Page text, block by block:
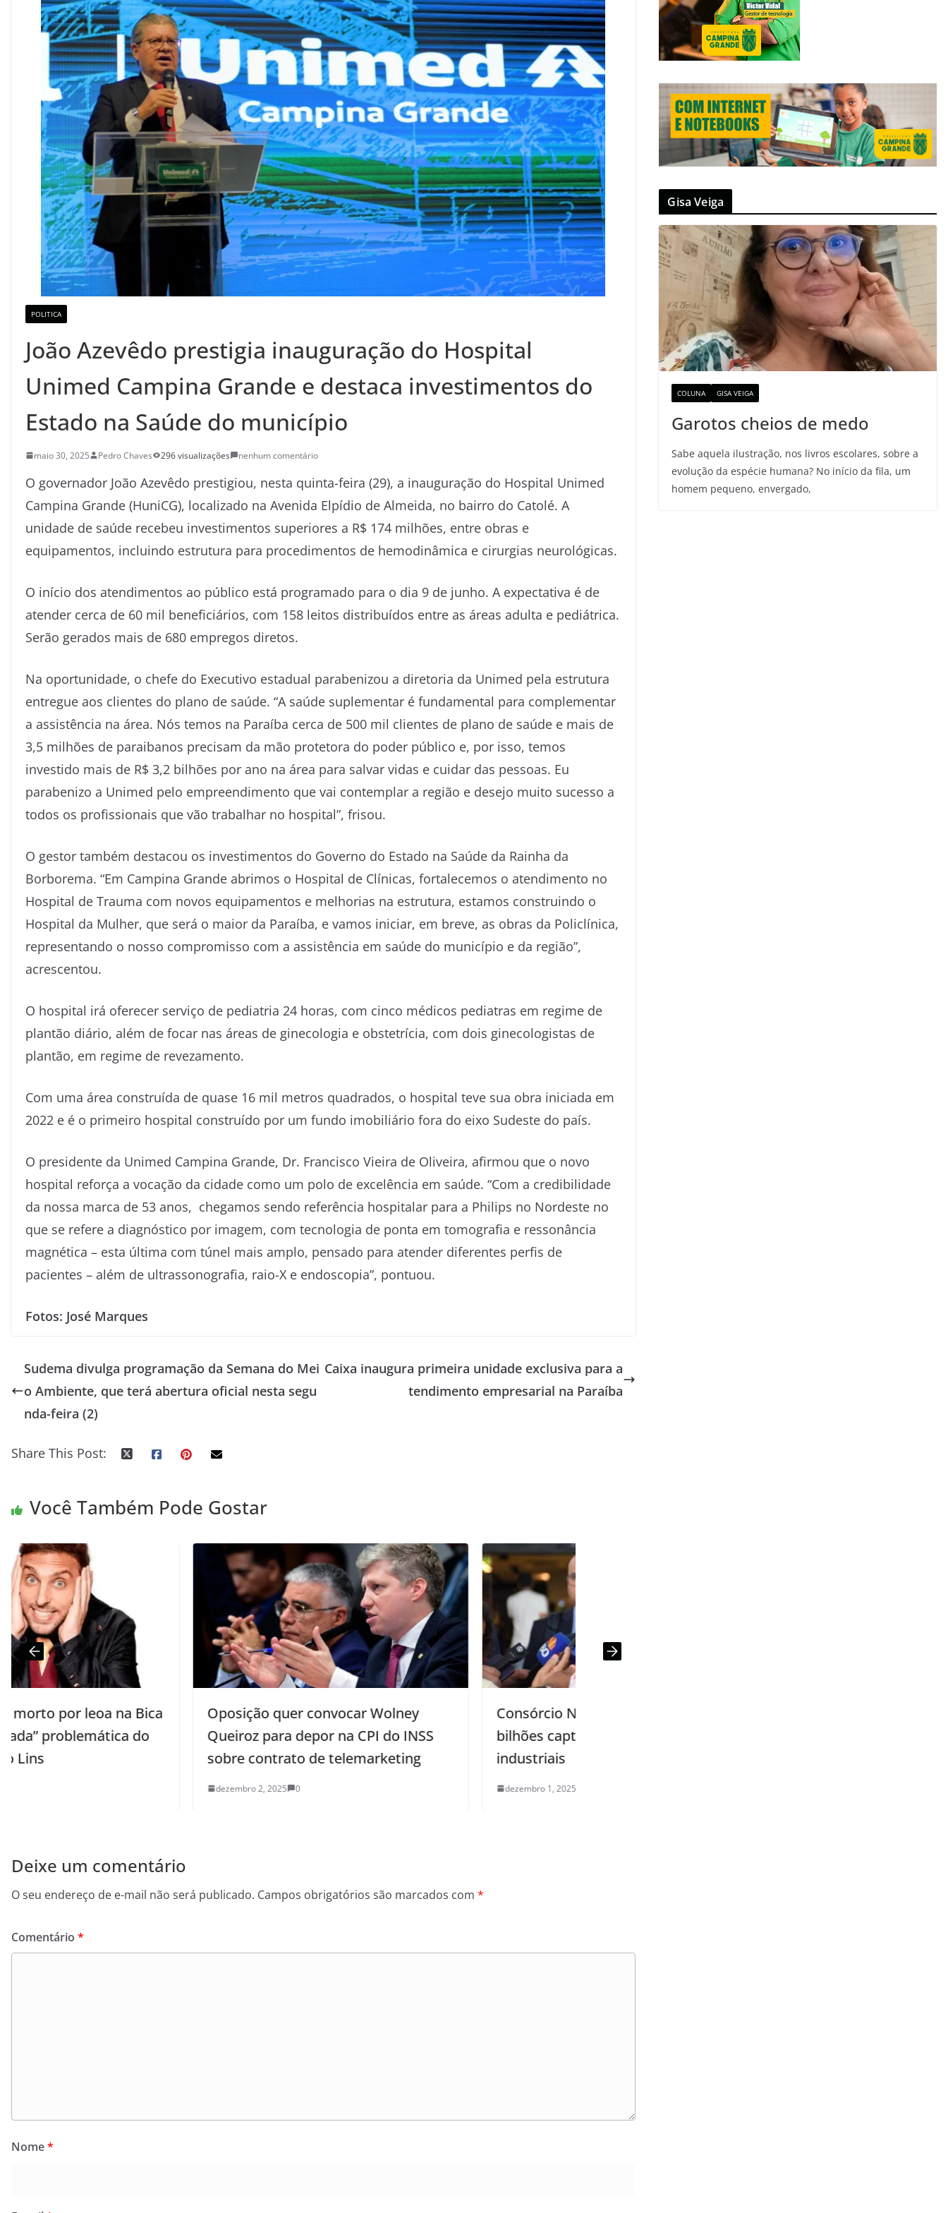
POLITICA
João Azevêdo prestigia inauguração do Hospital
Unimed Campina Grande e destaca investimentos do
Estado na Saúde do município
maio 30, 2025 Pedro Chaves 296 visualizações nenhum comentário
O governador João Azevêdo prestigiou, nesta quinta-feira (29), a inauguração do Hospital Unimed
Campina Grande (HuniCG), localizado na Avenida Elpídio de Almeida, no bairro do Catolé. A
unidade de saúde recebeu investimentos superiores a R$ 174 milhões, entre obras e
equipamentos, incluindo estrutura para procedimentos de hemodinâmica e cirurgias neurológicas.
O início dos atendimentos ao público está programado para o dia 9 de junho. A expectativa é de
atender cerca de 60 mil beneficiários, com 158 leitos distribuídos entre as áreas adulta e pediátrica.
Serão gerados mais de 680 empregos diretos.
Na oportunidade, o chefe do Executivo estadual parabenizou a diretoria da Unimed pela estrutura
entregue aos clientes do plano de saúde. “A saúde suplementar é fundamental para complementar
a assistência na área. Nós temos na Paraíba cerca de 500 mil clientes de plano de saúde e mais de
3,5 milhões de paraibanos precisam da mão protetora do poder público e, por isso, temos
investido mais de R$ 3,2 bilhões por ano na área para salvar vidas e cuidar das pessoas. Eu
parabenizo a Unimed pelo empreendimento que vai contemplar a região e desejo muito sucesso a
todos os profissionais que vão trabalhar no hospital”, frisou.
O gestor também destacou os investimentos do Governo do Estado na Saúde da Rainha da
Borborema. “Em Campina Grande abrimos o Hospital de Clínicas, fortalecemos o atendimento no
Hospital de Trauma com novos equipamentos e melhorias na estrutura, estamos construindo o
Hospital da Mulher, que será o maior da Paraíba, e vamos iniciar, em breve, as obras da Policlínica,
representando o nosso compromisso com a assistência em saúde do município e da região”,
acrescentou.
O hospital irá oferecer serviço de pediatria 24 horas, com cinco médicos pediatras em regime de
plantão diário, além de focar nas áreas de ginecologia e obstetrícia, com dois ginecologistas de
plantão, em regime de revezamento.
Com uma área construída de quase 16 mil metros quadrados, o hospital teve sua obra iniciada em
2022 e é o primeiro hospital construído por um fundo imobiliário fora do eixo Sudeste do país.
O presidente da Unimed Campina Grande, Dr. Francisco Vieira de Oliveira, afirmou que o novo
hospital reforça a vocação da cidade como um polo de excelência em saúde. “Com a credibilidade
da nossa marca de 53 anos, chegamos sendo referência hospitalar para a Philips no Nordeste no
que se refere a diagnóstico por imagem, com tecnologia de ponta em tomografia e ressonância
magnética – esta última com túnel mais amplo, pensado para atender diferentes perfis de
pacientes – além de ultrassonografia, raio-X e endoscopia”, pontuou.
Fotos: José Marques
Sudema divulga programação da Semana do Mei
o Ambiente, que terá abertura oficial nesta segu
nda-feira (2)
Caixa inaugura primeira unidade exclusiva para a
tendimento empresarial na Paraíba
Share This Post:
Você Também Pode Gostar
Oposição quer convocar Wolney
Queiroz para depor na CPI do INSS
sobre contrato de telemarketing
Consórcio Nordeste anuncia R$ 113,1
bilhões captados em projetos
industriais
Deixe um comentário
O seu endereço de e-mail não será publicado. Campos obrigatórios são marcados com *
Comentário *
Nome*
Gisa Veiga
COLUNA GISA VEIGA
Garotos cheios de medo
Sabe aquela ilustração, nos livros escolares, sobre a
evolução da espécie humana? No início da fila, um
homem pequeno, envergado,